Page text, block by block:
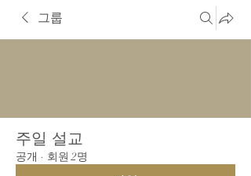
그룹
주일 설교
공개 · 회원 2명